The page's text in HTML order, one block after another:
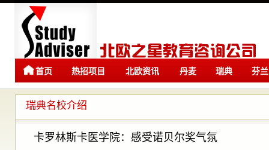
首页 热招项目 北欧资讯 丹麦
留学
瑞典
留学
芬兰
瑞典名校介绍
卡罗林斯卡医学院：感受诺贝尔奖气氛